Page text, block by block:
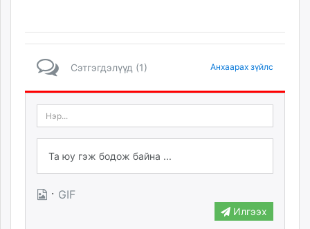
Сэтгэгдэлүүд (1) Анхаарах зүйлс
· GIF
Илгээх